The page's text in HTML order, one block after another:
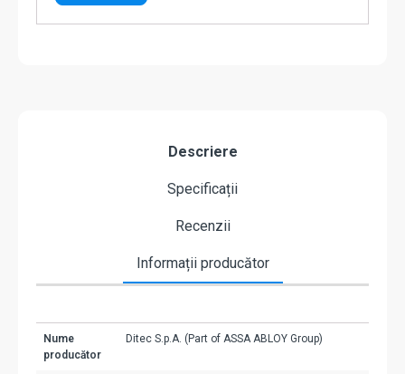
Descriere
Specificații
Recenzii
Informații producător
Nume
producător
Ditec S.p.A. (Part of ASSA ABLOY Group)